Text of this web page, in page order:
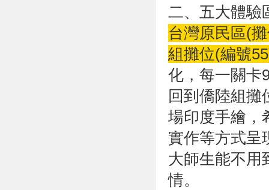
二、五大體驗
台灣原民區(
組攤位(編號
化，每一關卡
回到僑陸組攤
場印度手繪，
實作等方式呈
大師生能不用
情。